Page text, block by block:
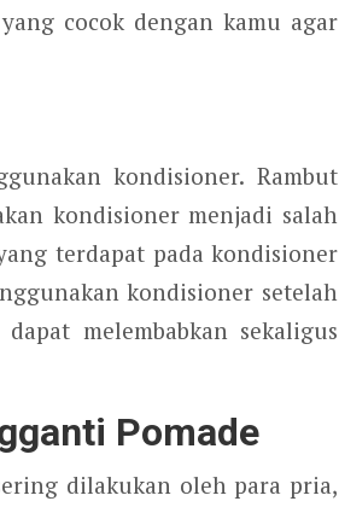
cocok dengan kamu agar
kondisioner. Rambut
kondisioner menjadi salah
terdapat pada kondisioner
kondisioner setelah
melembabkan sekaligus
Pomade
dilakukan oleh para pria,